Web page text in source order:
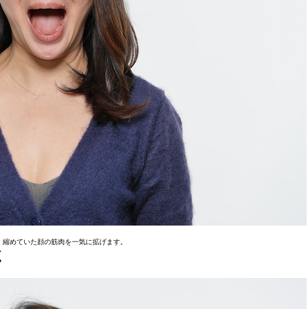
めていた顔の筋肉を一気に拡げます。